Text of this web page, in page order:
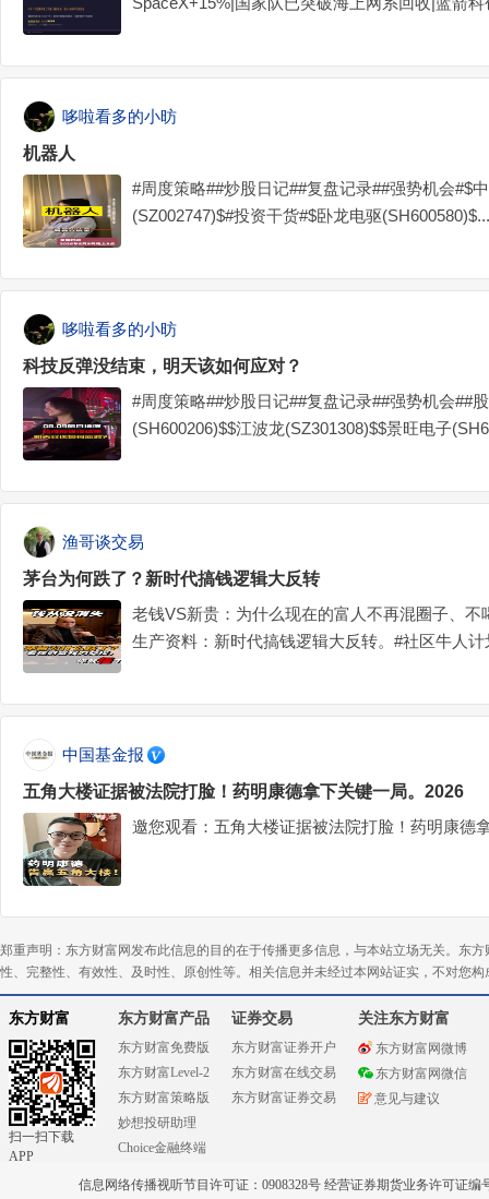
哆啦看多的小昉
机器人
#周度策略##炒股日记##复盘记录##强势机会#$
(SZ002747)$#投资干货#$卧龙电驱(SH600580)$...
哆啦看多的小昉
科技反弹没结束，明天该如何应对？
#周度策略##炒股日记##复盘记录##强势机会##
(SH600206)$$江波龙(SZ301308)$$景旺电子
渔哥谈交易
茅台为何跌了？新时代搞钱逻辑大反转
老钱VS新贵：为什么现在的富人不再混圈子、
生产资料：新时代搞钱逻辑大反转。#社区牛人
中国基金报
五角大楼证据被法院打脸！药明康德拿下关键一局。2026
邀您观看：五角大楼证据被法院打脸！药明康德
郑重声明：东方财富网发布此信息的目的在于传播更多信息，与本站立场无关。东
性、完整性、有效性、及时性、原创性等。相关信息并未经过本网站证实，不对您
东方财富
扫一扫下载
APP
东方财富产品
东方财富免费版
东方财富Level-2
东方财富策略版
妙想投研助理
Choice金融终端
证券交易
东方财富证券开户
东方财富在线交易
东方财富证券交易
关注东方财富
东方财富网微博
东方财富网微信
意见与建议
信息网络传播视听节目许可证：0908328号 经营证券期货业务许可证编